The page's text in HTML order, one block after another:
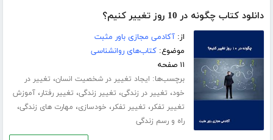
دانلود کتاب چگونه در 10 روز تغییر کنیم؟
از:آکادمی مجازی باور مثبت
موضوع:کتاب‌های روانشناسی
۱۱ صفحه
برچسب‌ها: ایجاد تغییر در شخصیت انسان، تغییر در
خود، تغییر در زندگی، تغییر زندگی، تغییر رفتار،آموزش
تغییر تفکر، تغییر تفکر، خودسازی، مهارت های زندگی،
راه و رسم زندگی